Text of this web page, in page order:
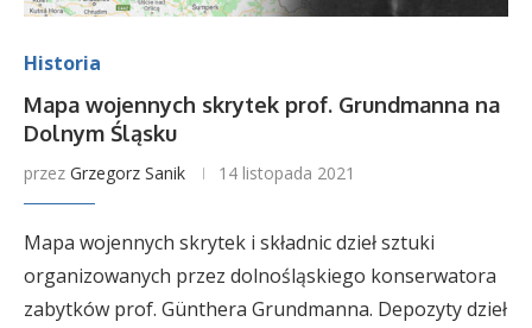
Historia
Mapa wojennych skrytek prof. Grundmanna na
Dolnym Śląsku
przez Grzegorz Sanik 14 listopada 2021
Mapa wojennych skrytek i składnic dzieł sztuki
organizowanych przez dolnośląskiego konserwatora
zabytków prof. Günthera Grundmanna. Depozyty dzieł